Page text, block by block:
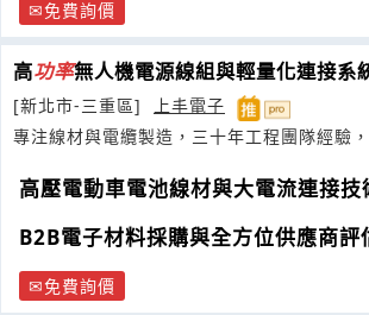
免費詢價
高功率無人機電源線組與輕量化連接系
[新北市-三重區]
上丰電子
專注線材與電纜製造，三十年工程團隊經驗
高壓電動車電池線材與大電流連接技
B2B電子材料採購與全方位供應商評
免費詢價